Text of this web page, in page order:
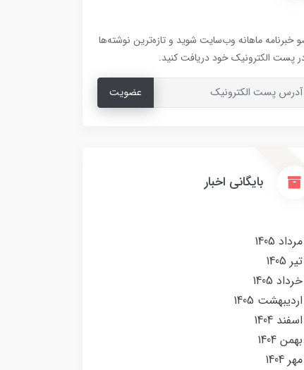
خبرنامه ماهانه وب‌سایت شوید و تازه‌ترین نوشته‌ها
پست الکترونیک خود دریافت کنید.
عضویت
بایگانی اخبار
مرداد 1405
تير 1405
خرداد 1405
ارديبهشت 1405
اسفند 1404
بهمن 1404
مهر 1404